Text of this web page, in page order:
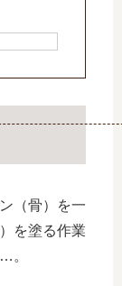
（骨）を一
を塗る作業
。